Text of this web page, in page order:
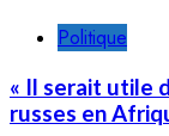
Politique
« Il serait utile
russes en